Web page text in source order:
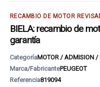
RECAMBIO DE MOTOR
BIELA: recambio de
garantía
CategoríaMOTOR / ADMISION /
Marca/FabricantePEUGEOT
Referencia819094